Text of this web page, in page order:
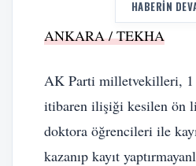
HABERIN
ANKARA / TEKHA
AK Parti milletvekilleri, 1
itibaren ilişiği kesilen ön
doktora öğrencileri ile
kazanıp kayıt